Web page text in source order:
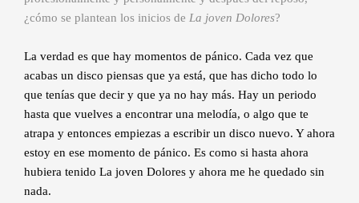
¿cómo se plantean los inicios de La joven Dolores?
La verdad es que hay momentos de pánico. Cada vez que
acabas un disco piensas que ya está, que has dicho todo lo
que tenías que decir y que ya no hay más. Hay un periodo
hasta que vuelves a encontrar una melodía, o algo que te
atrapa y entonces empiezas a escribir un disco nuevo. Y ahora
estoy en ese momento de pánico. Es como si hasta ahora
hubiera tenido La joven Dolores y ahora me he quedado sin
nada.